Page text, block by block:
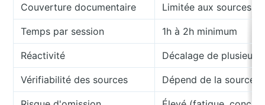
Couverture documentaire Limitée aux sources
Temps par session 1h à 2h minimum
Réactivité Décalage de plusieurs
Vérifiabilité des sources Dépend de la source